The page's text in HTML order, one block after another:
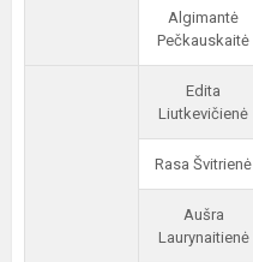
Algimantė
Pečkauskaitė
Edita
Liutkevičienė
Rasa Švitrienė
Aušra
Laurynaitienė